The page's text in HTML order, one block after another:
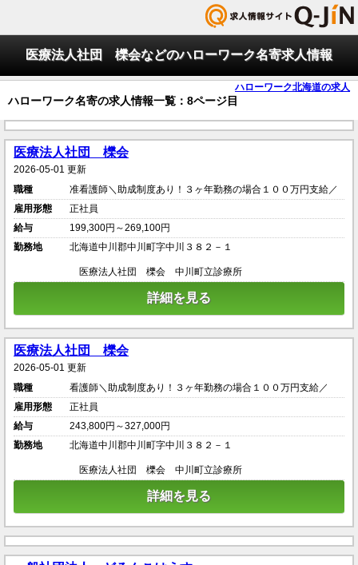
医療法人社団 櫟会などのハローワーク名寄求人情報
ハローワーク北海道の求人
ハローワーク名寄の求人情報一覧：8ページ目
医療法人社団 櫟会
2026-05-01 更新
職種
准看護師＼助成制度あり！３ヶ年勤務の場合１００万円支給／
雇用形態
正社員
給与
199,300円～269,100円
勤務地
北海道中川郡中川町字中川３８２－１
医療法人社団 櫟会 中川町立診療所
詳細を見る
医療法人社団 櫟会
2026-05-01 更新
職種
看護師＼助成制度あり！３ヶ年勤務の場合１００万円支給／
雇用形態
正社員
給与
243,800円～327,000円
勤務地
北海道中川郡中川町字中川３８２－１
医療法人社団 櫟会 中川町立診療所
詳細を見る